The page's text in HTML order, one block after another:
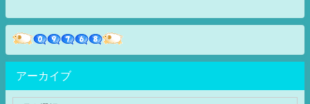
アーカイブ